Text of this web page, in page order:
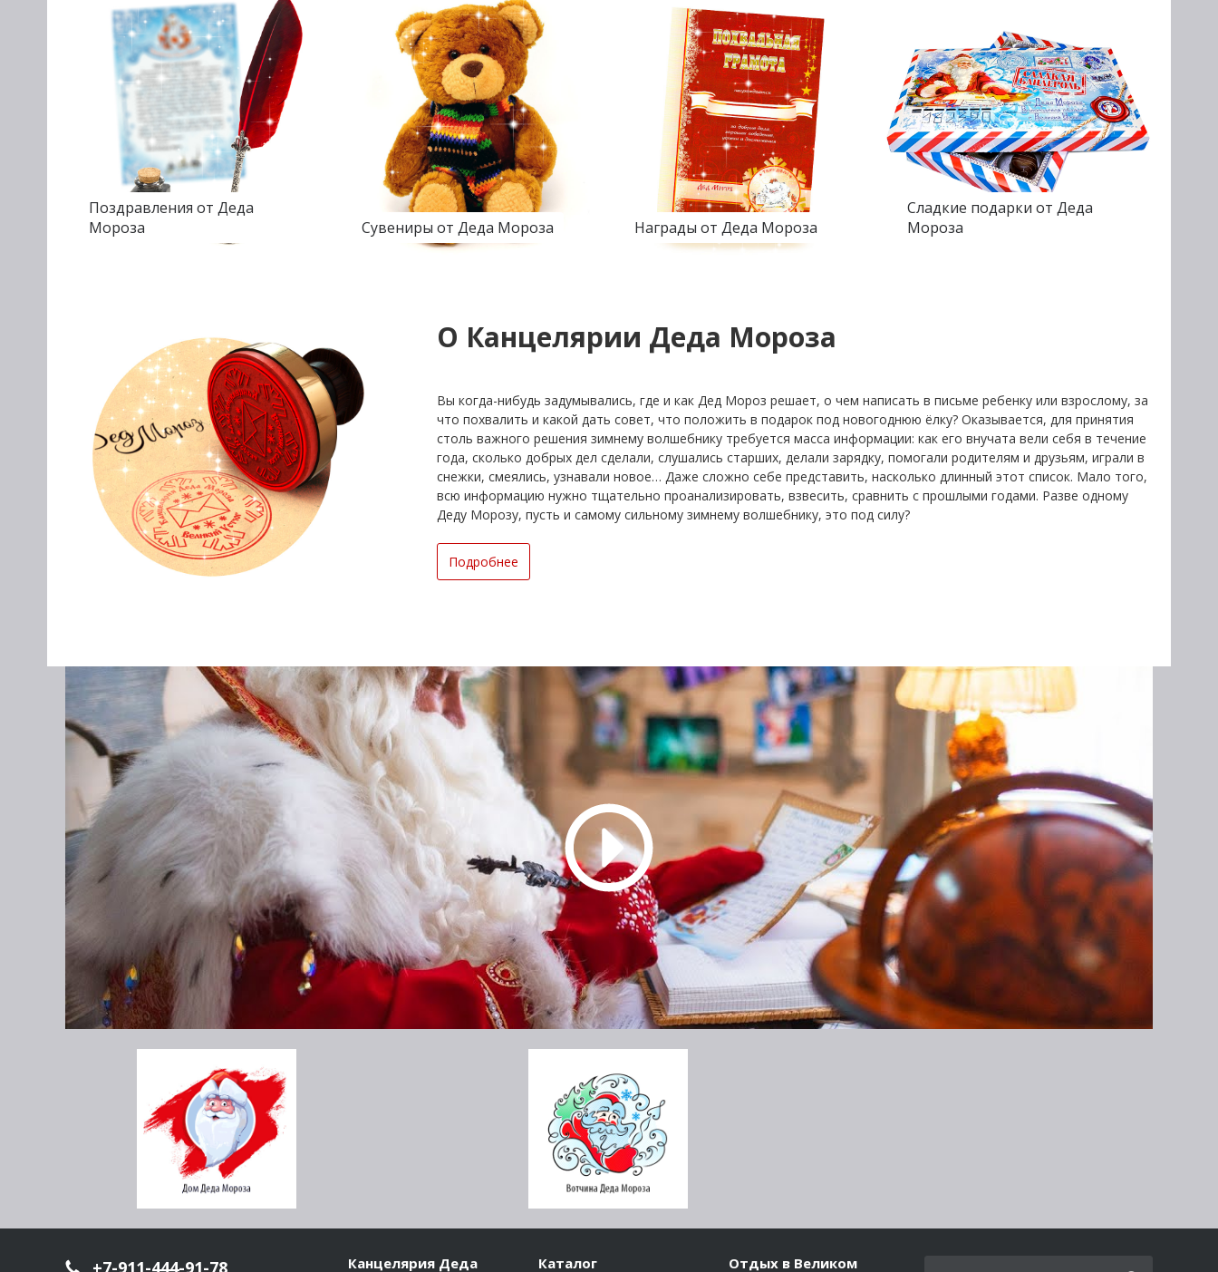
Поздравления от Деда
Мороза
Сувениры от Деда Мороза Награды от Деда Мороза
Сладкие подарки от Деда
Мороза
О Канцелярии Деда Мороза
Вы когда-нибудь задумывались, где и как Дед Мороз решает, о чем написать в письме ребенку или взрослому, за
что похвалить и какой дать совет, что положить в подарок под новогоднюю ёлку? Оказывается, для принятия
столь важного решения зимнему волшебнику требуется масса информации: как его внучата вели себя в течение
года, сколько добрых дел сделали, слушались старших, делали зарядку, помогали родителям и друзьям, играли в
снежки, смеялись, узнавали новое… Даже сложно себе представить, насколько длинный этот список. Мало того,
всю информацию нужно тщательно проанализировать, взвесить, сравнить с прошлыми годами. Разве одному
Деду Морозу, пусть и самому сильному зимнему волшебнику, это под силу?
Подробнее
+7-911-444-91-78
Канцелярия Деда
Каталог
Отдых в Великом